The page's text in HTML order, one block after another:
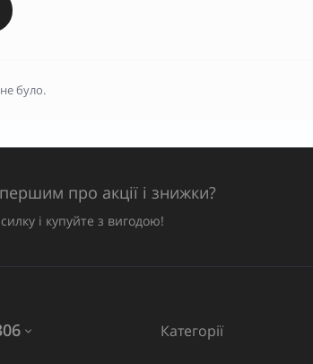
було.
про акції і знижки?
і купуйте з вигодою!
Категорії